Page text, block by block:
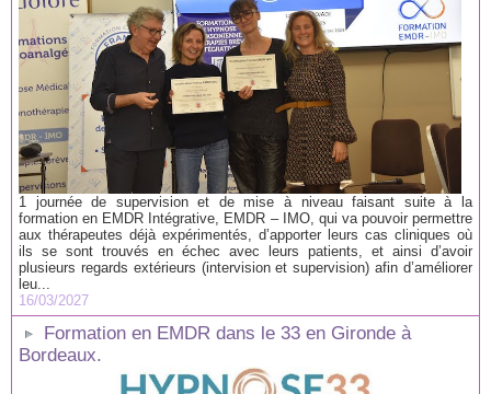
1 journée de supervision et de mise à niveau faisant suite à la
formation en EMDR Intégrative, EMDR – IMO, qui va pouvoir permettre
aux thérapeutes déjà expérimentés, d’apporter leurs cas cliniques où
ils se sont trouvés en échec avec leurs patients, et ainsi d’avoir
plusieurs regards extérieurs (intervision et supervision) afin d’améliorer
leu...
16/03/2027
Formation en EMDR dans le 33 en Gironde à
Bordeaux.